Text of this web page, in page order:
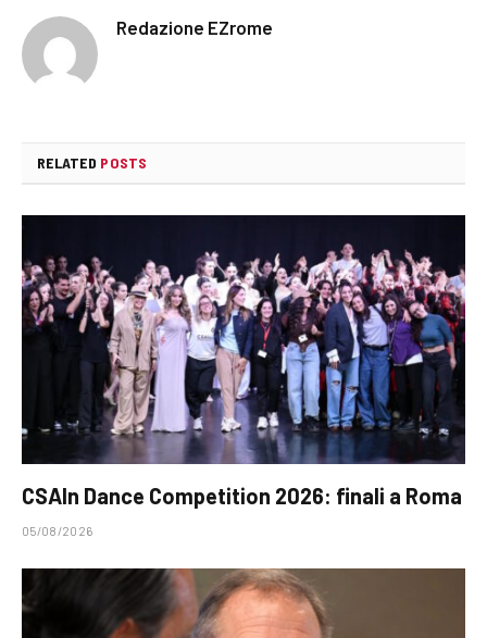
Redazione EZrome
RELATED POSTS
CSAIn Dance Competition 2026: finali a Roma
05/08/2026